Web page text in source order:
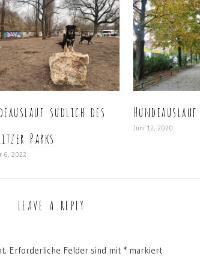
südlich des
Parks
6, 2022
Juni 12, 2020
LEAVE A REPLY
Erforderliche Felder sind mit * markiert